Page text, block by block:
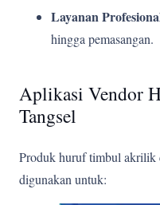
Layanan
hingga pemasangan.
Aplikasi Vendor
Tangsel
Produk huruf timbul
digunakan untuk: